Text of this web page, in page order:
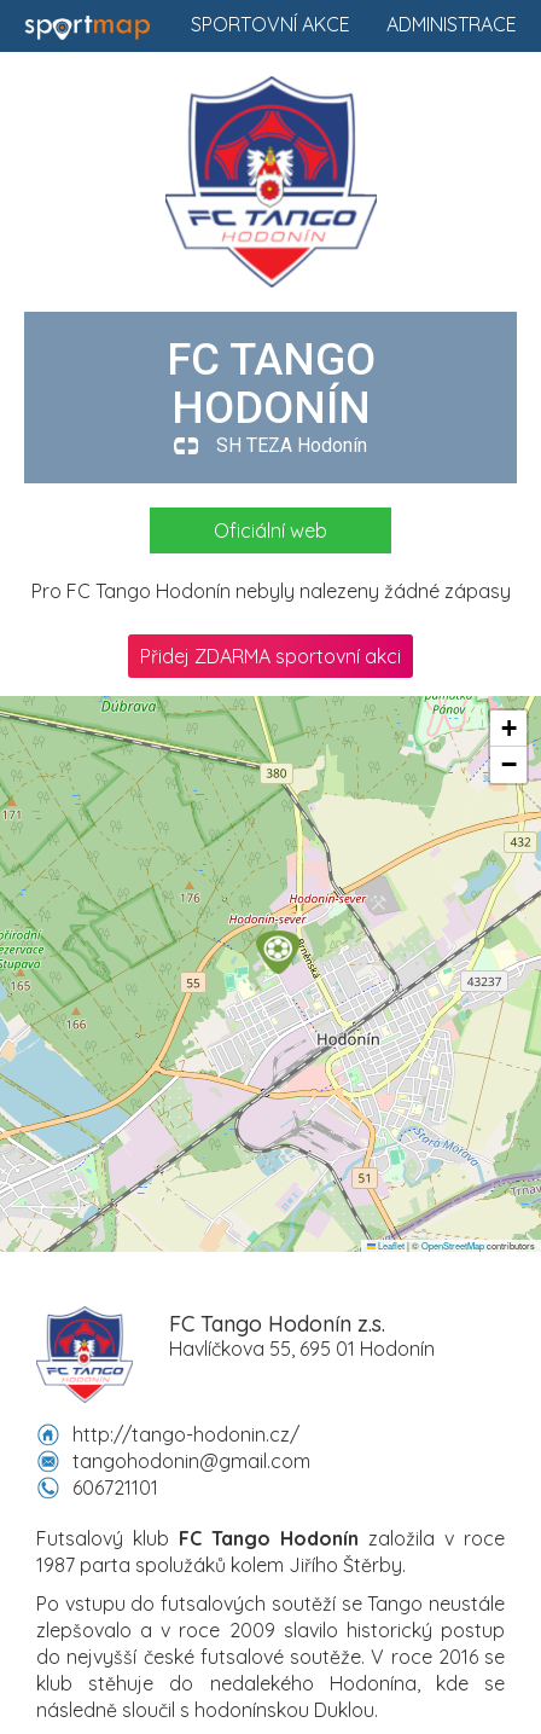
ADMINISTRACE
SPORTOVNÍ AKCE
FC TANGO
HODONÍN
SH TEZA Hodonín
Oficiální web
Pro FC Tango Hodonín nebyly nalezeny žádné zápasy
Přidej ZDARMA sportovní akci
+
−
Leaflet|©OpenStreetMapcontributors
FC Tango Hodonín z.s.
Havlíčkova 55, 695 01 Hodonín
http://tango-hodonin.cz/
tangohodonin@gmail.com
606721101
Futsalový klub FC Tango Hodonín založila v roce
1987 parta spolužáků kolem Jiřího Štěrby.
Po vstupu do futsalových soutěží se Tango neustále
zlepšovalo a v roce 2009 slavilo historický postup
do nejvyšší české futsalové soutěže. V roce 2016 se
klub stěhuje do nedalekého Hodonína, kde se
následně sloučil s hodonínskou Duklou.